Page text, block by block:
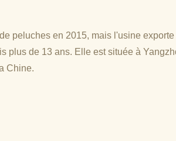
peluches en 2015, mais l'usine
plus de 13 ans. Elle est située à
Chine.